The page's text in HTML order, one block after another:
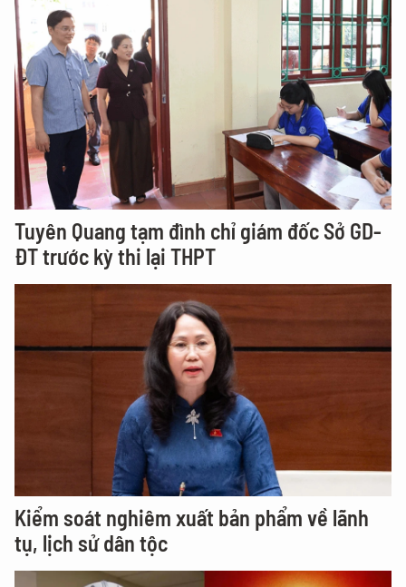
Tuyên Quang tạm đình chỉ giám đốc Sở GD-
ĐT trước kỳ thi lại THPT
Kiểm soát nghiêm xuất bản phẩm về lãnh
tụ, lịch sử dân tộc